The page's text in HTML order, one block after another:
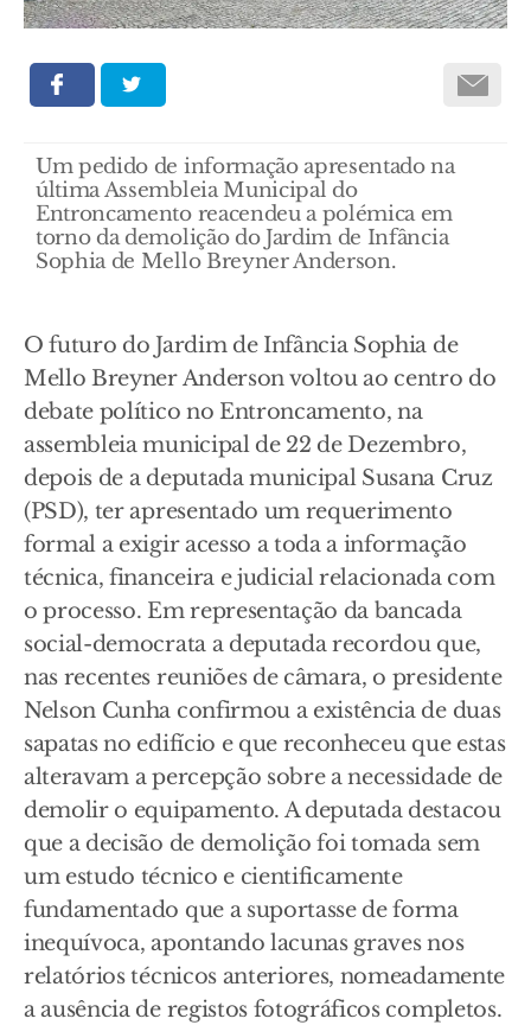
Um pedido de informação apresentado na
última Assembleia Municipal do
Entroncamento reacendeu a polémica em
torno da demolição do Jardim de Infância
Sophia de Mello Breyner Anderson.
O futuro do Jardim de Infância Sophia de
Mello Breyner Anderson voltou ao centro do
debate político no Entroncamento, na
assembleia municipal de 22 de Dezembro,
depois de a deputada municipal Susana Cruz
(PSD), ter apresentado um requerimento
formal a exigir acesso a toda a informação
técnica, financeira e judicial relacionada com
o processo. Em representação da bancada
social-democrata a deputada recordou que,
nas recentes reuniões de câmara, o presidente
Nelson Cunha confirmou a existência de duas
sapatas no edifício e que reconheceu que estas
alteravam a percepção sobre a necessidade de
demolir o equipamento. A deputada destacou
que a decisão de demolição foi tomada sem
um estudo técnico e cientificamente
fundamentado que a suportasse de forma
inequívoca, apontando lacunas graves nos
relatórios técnicos anteriores, nomeadamente
a ausência de registos fotográficos completos.